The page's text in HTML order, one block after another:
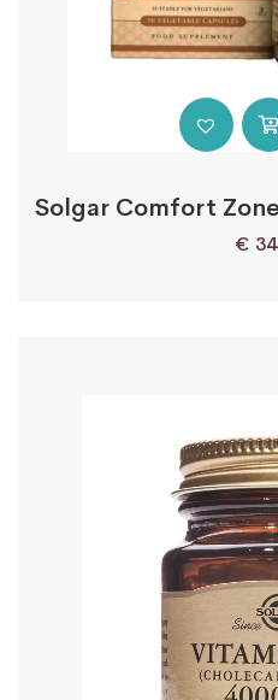
Solgar Comfort
€